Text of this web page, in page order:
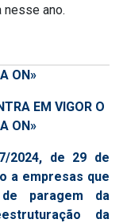
nesse ano.
ON»
EM VIGOR O
ON»
2024, de 29 de
a empresas que
paragem da
da